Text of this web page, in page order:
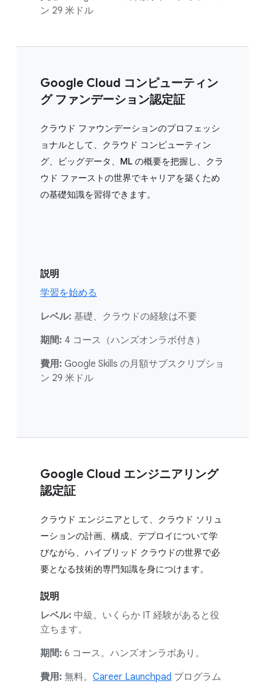
ン 29 米ドル
Google Cloud コンピューティン
グ ファンデーション認定証
クラウド ファウンデーションのプロフェッシ
ョナルとして、クラウド コンピューティン
グ、ビッグデータ、ML の概要を把握し、クラ
ウド ファーストの世界でキャリアを築くため
の基礎知識を習得できます。
説明
学習を始める
レベル: 基礎、クラウドの経験は不要
期間: 4 コース（ハンズオンラボ付き）
費用: Google Skills の月額サブスクリプショ
ン 29 米ドル
Google Cloud エンジニアリング
認定証
クラウド エンジニアとして、クラウド ソリュ
ーションの計画、構成、デプロイについて学
びながら、ハイブリッド クラウドの世界で必
要となる技術的専門知識を身につけます。
説明
レベル: 中級。いくらか IT 経験があると役
立ちます。
期間: 6 コース。ハンズオンラボあり。
費用: 無料。 Career Launchpad プログラム